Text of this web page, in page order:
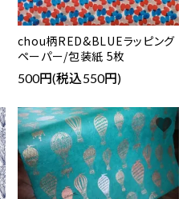
chou柄RED&BLUEラッピング
ペーパー/包装紙 5枚
500円(税込550円)
favorite